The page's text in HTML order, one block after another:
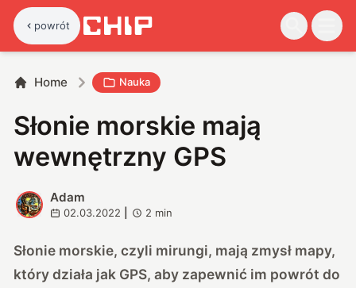
powrót
Home Nauka
Słonie morskie mają
wewnętrzny GPS
A
Adam
02.03.2022 2 min
Słonie morskie, czyli mirungi, mają zmysł mapy,
który działa jak GPS, aby zapewnić im powrót do